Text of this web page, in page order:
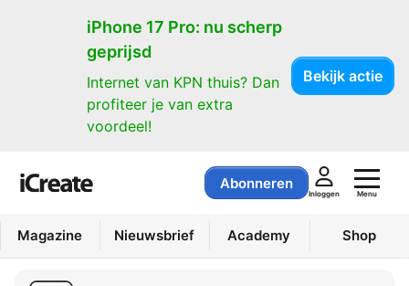
iPhone 17 Pro: nu scherp
geprijsd
Internet van KPN thuis? Dan
profiteer je van extra
voordeel!
Bekijk actie
Abonneren
Inloggen Menu
Magazine Nieuwsbrief Academy Shop